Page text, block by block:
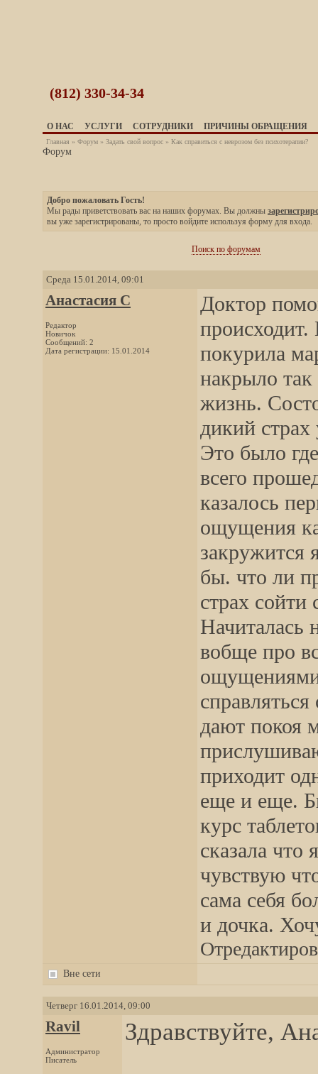
(812) 330-34-34
О НАС УСЛУГИ СОТРУДНИКИ ПРИЧИНЫ ОБРАЩЕНИЯ
Главная » Форум » Задать свой вопрос » Как справиться с неврозом без психотерапии?
Форум
Добро пожаловать Гость!
Мы рады приветствовать вас на наших форумах. Вы должны
вы уже зарегистрированы, то просто войдите используя форму для входа.
Поиск по форумам
Среда 15.01.2014, 09:01
Анастасия C
Редактор
Новичок
Сообщений: 2
Дата регистрации: 15.01.2014
Доктор
происходит.
покурила
накрыло
жизнь.
дикий
Это было
всего
казалось
ощущения
закружится
бы. что ли
страх сойти
Начиталась
вобще про
дают покоя
приходит
еще и еще.
курс
сказала что
чувствую
сама себя
и дочка.
Вне сети
Четверг 16.01.2014, 09:00
Ravil
Администратор
Писатель
Здравствуйте,